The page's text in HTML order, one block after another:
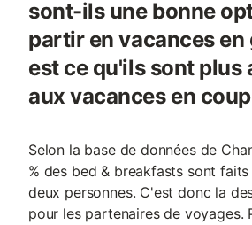
sont-ils une bonne
partir en vacances en
est ce qu'ils sont plus
aux vacances en
Selon la base de données de
% des bed & breakfasts sont
deux personnes. C'est donc la
pour les partenaires de voyages.